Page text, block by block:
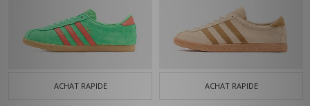
ACHAT RAPIDE ACHAT RAPIDE